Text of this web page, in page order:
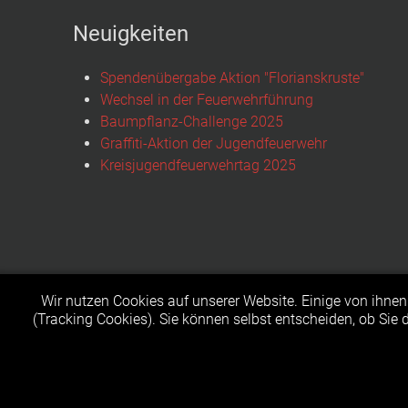
Neuigkeiten
Spendenübergabe Aktion "Florianskruste"
Wechsel in der Feuerwehrführung
Baumpflanz-Challenge 2025
Graffiti-Aktion der Jugendfeuerwehr
Kreisjugendfeuerwehrtag 2025
Wir nutzen Cookies auf unserer Website. Einige von
(Tracking Cookies). Sie können selbst entscheiden, ob